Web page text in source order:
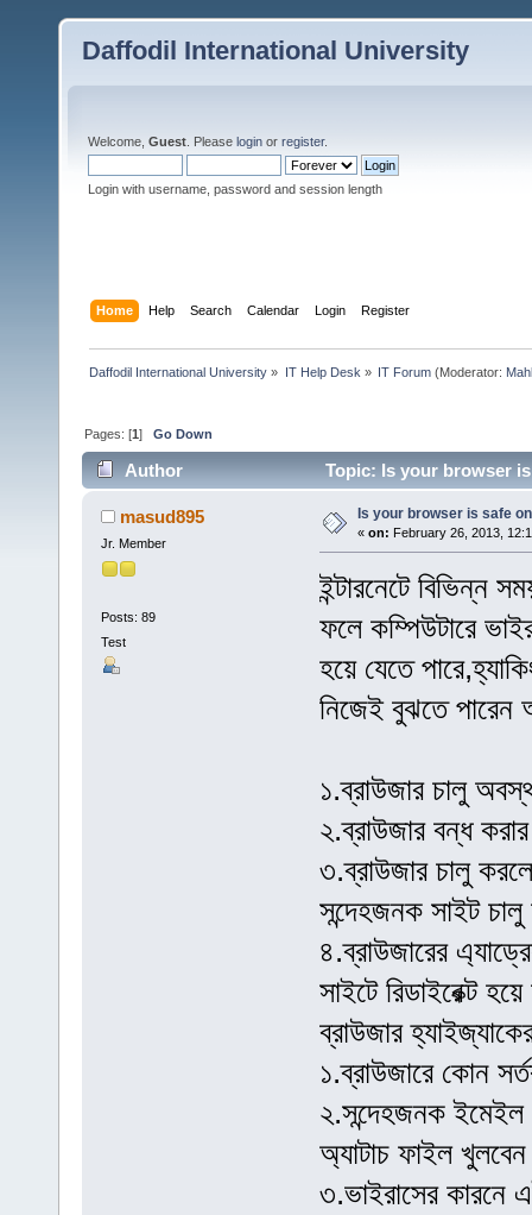
Daffodil International University
Welcome, Guest . Please login or register.
Login with username, password and session length
Home Help Search Calendar Login Register
Daffodil International University » IT Help Desk » IT Forum(Moderator:
Pages: [1]Go Down
Author Topic: Is your browser
masud895
Jr. Member
Posts: 89
Test
Is your browser is safe
« on: February 26, 2013,
ইন্টারনেটে বিভিন্ন
ফলে কম্পিউটারে
হয়ে যেতে
নিজেই বুঝতে পারেন
১.ব্রাউজার চালু
২.ব্রাউজার বন্ধ
৩.ব্রাউজার চালু
সন্দেহজনক সাইট
৪.ব্রাউজারের
সাইটে রিডাইরেক্ট
ব্রাউজার
১.ব্রাউজারে কোন
২.সন্দেহজনক
অ্যাটাচ ফাইল
৩.ভাইরাসের কারনে